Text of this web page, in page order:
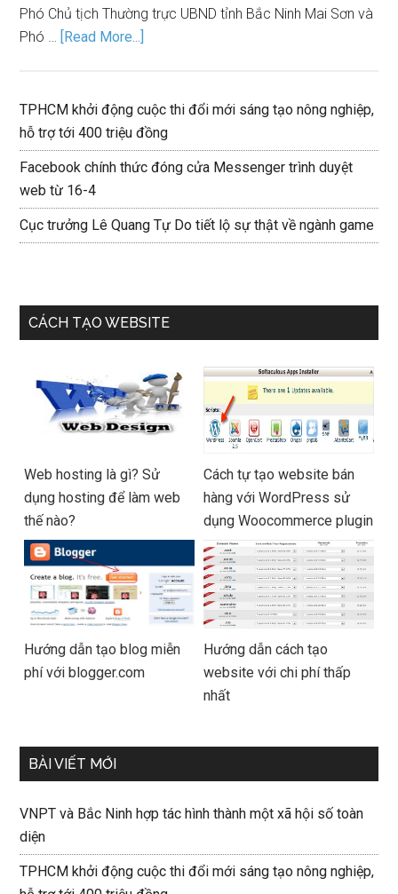
Phó Chủ tịch Thường trực UBND tỉnh Bắc Ninh Mai Sơn và
Phó … [Read More...]
TPHCM khởi động cuộc thi đổi mới sáng tạo nông nghiệp,
hỗ trợ tới 400 triệu đồng
Facebook chính thức đóng cửa Messenger trình duyệt
web từ 16-4
Cục trưởng Lê Quang Tự Do tiết lộ sự thật về ngành game
CÁCH TẠO WEBSITE
Web hosting là gì? Sử
dụng hosting để làm web
thế nào?
Cách tự tạo website bán
hàng với WordPress sử
dụng Woocommerce plugin
Hướng dẫn tạo blog miễn
phí với blogger.com
Hướng dẫn cách tạo
website với chi phí thấp
nhất
BÀI VIẾT MỚI
VNPT và Bắc Ninh hợp tác hình thành một xã hội số toàn
diện
TPHCM khởi động cuộc thi đổi mới sáng tạo nông nghiệp,